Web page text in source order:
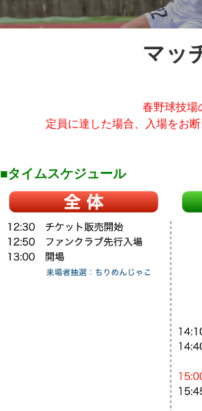
マッ
春野球技場
定員に達した場合、入場をお
■タイムスケジュール